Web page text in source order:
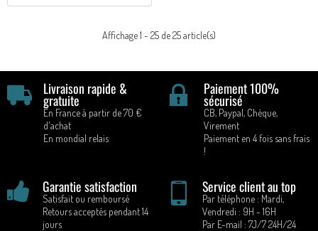
Affichage 1 - 25 de 25 article(s)
Livraison rapide &
gratuite
En France à partir de 70 €
d'achat
En mondial relais
Paiement 100%
sécurisé
CB, Paypal, Chèque,
Virement
Paiement en 4 fois sans frais
!
Garantie satisfaction
Satisfait ou remboursé
Retours acceptés pendant 14
jours
Service client au top
Par téléphone : Mardi,
Vendredi : 9H - 16H
Par E-mail : 7J/7 24H/24